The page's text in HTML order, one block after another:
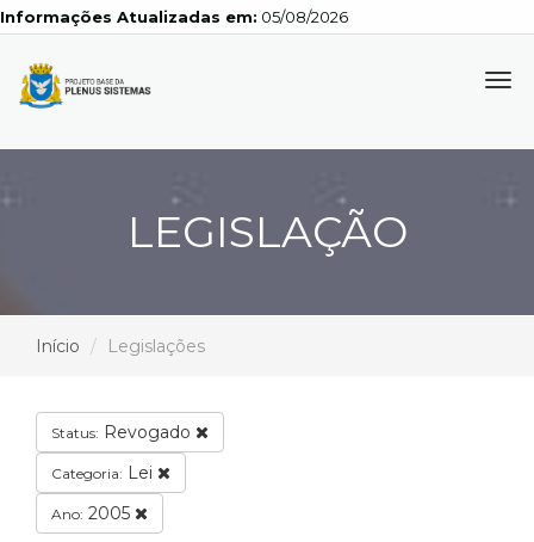
Atualizadas em: 05/08/2026
LEGISLAÇÃO
Início Legislações
Status: Revogado
Categoria: Lei
Ano: 2005